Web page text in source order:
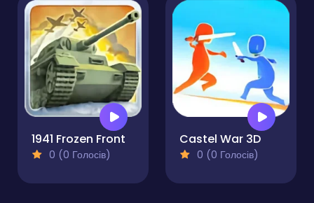
1941 Frozen Front
0 (0 Голосів)
Castel War 3D
0 (0 Голосів)